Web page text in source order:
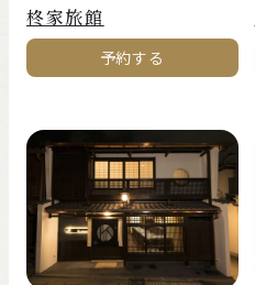
柊家旅館
予約する